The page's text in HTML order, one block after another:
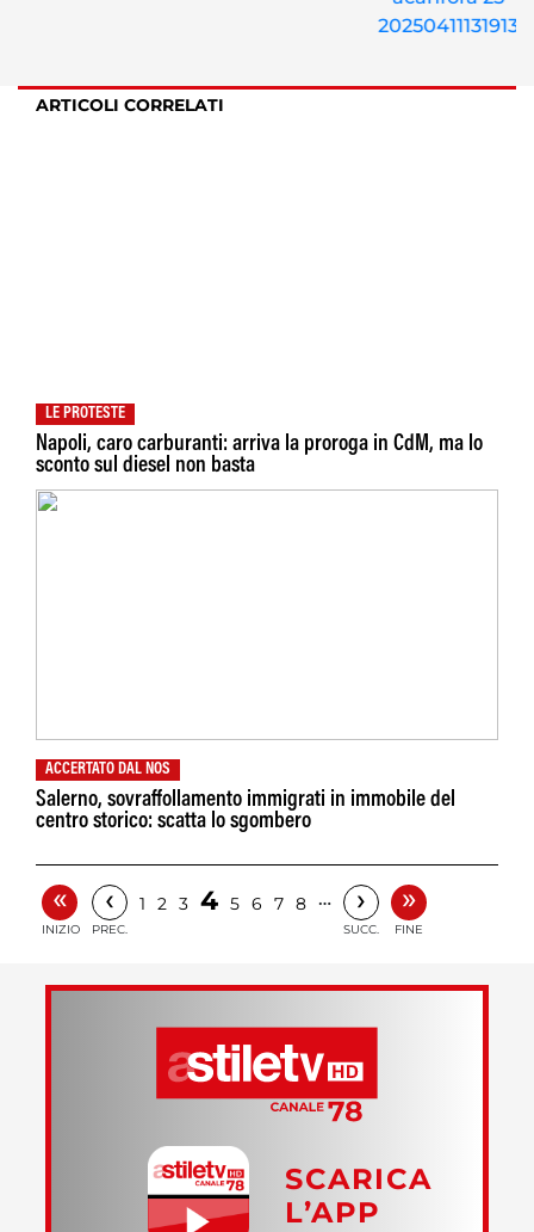
ARTICOLI CORRELATI
LE PROTESTE
Napoli, caro carburanti: arriva la proroga in CdM, ma lo
sconto sul diesel non basta
ACCERTATO DAL NOS
Salerno, sovraffollamento immigrati in immobile del
centro storico: scatta lo sgombero
«
INIZIO
‹
PREC.
1 2 3 4 5 6 7 8 … ›
SUCC.
»
FINE
SCARICA
L’APP